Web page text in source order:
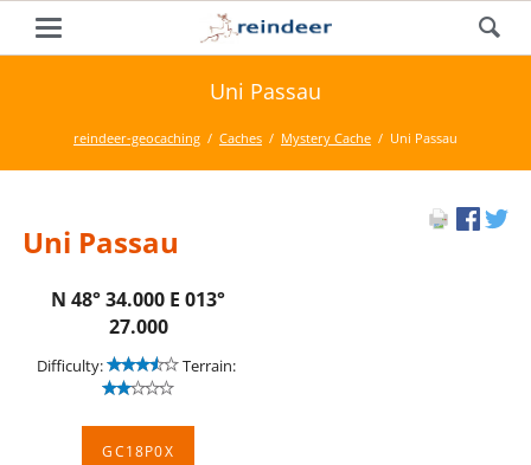
Uni Passau
reindeer-geocaching Caches Mystery Cache Uni Passau
Uni Passau
N 48° 34.000 E 013°
27.000
Difficulty: Terrain:
GC18P0X